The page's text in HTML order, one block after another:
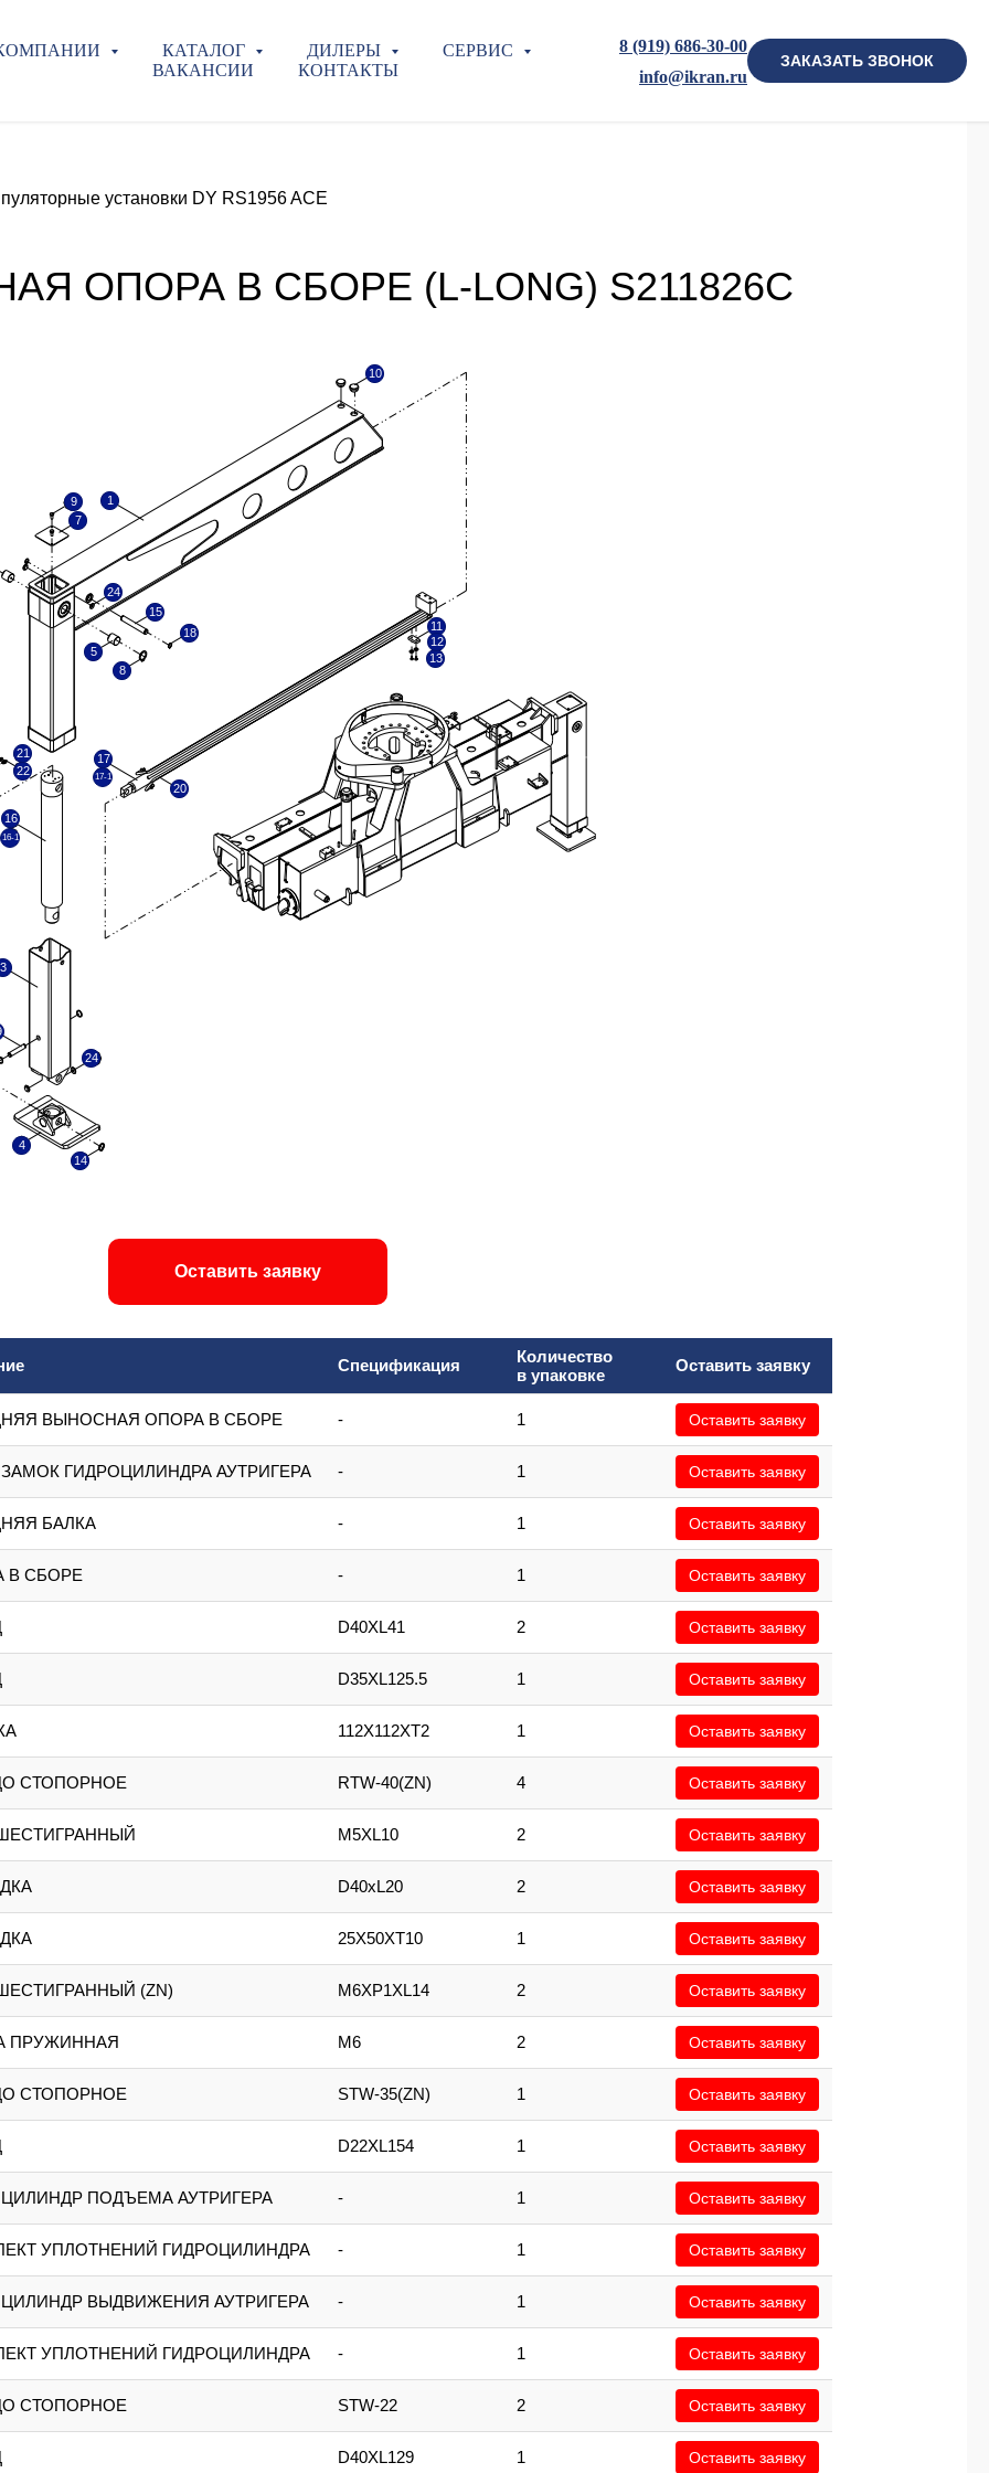
КАТАЛОГ ДИЛЕРЫ
СЕРВИС
ВАКАНСИИ
КОНТАКТЫ
8 (919) 686-30-00
info@ikran.ru
ЗАКАЗАТЬ ЗВОНОК
установки DY RS1956 ACE
ОПОРА В СБОРЕ (L-LONG) S211826C
15
14
3
5
4
7
13
24
24
22
16-1
16
17
10
18
21
11
12
9
20
8
17-1
1
Оставить заявку
Спецификация
Количество
в упаковке
Оставить заявку
ВЫНОСНАЯ ОПОРА В СБОРЕ - 1 Оставить заявку
ГИДРОЦИЛИНДРА АУТРИГЕРА - 1 Оставить заявку
БАЛКА - 1 Оставить заявку
В СБОРЕ - 1 Оставить заявку
D40XL41 2 Оставить заявку
D35XL125.5 1 Оставить заявку
112X112XT2 1 Оставить заявку
СТОПОРНОЕ RTW-40(ZN) 4 Оставить заявку
M5XL10 2 Оставить заявку
D40xL20 2 Оставить заявку
25X50XT10 1 Оставить заявку
(ZN) M6XP1XL14 2 Оставить заявку
ПРУЖИННАЯ M6 2 Оставить заявку
СТОПОРНОЕ STW-35(ZN) 1 Оставить заявку
D22XL154 1 Оставить заявку
ПОДЪЕМА АУТРИГЕРА - 1 Оставить заявку
УПЛОТНЕНИЙ ГИДРОЦИЛИНДРА - 1 Оставить заявку
ВЫДВИЖЕНИЯ АУТРИГЕРА - 1 Оставить заявку
УПЛОТНЕНИЙ ГИДРОЦИЛИНДРА - 1 Оставить заявку
СТОПОРНОЕ STW-22 2 Оставить заявку
D40XL129 1 Оставить заявку